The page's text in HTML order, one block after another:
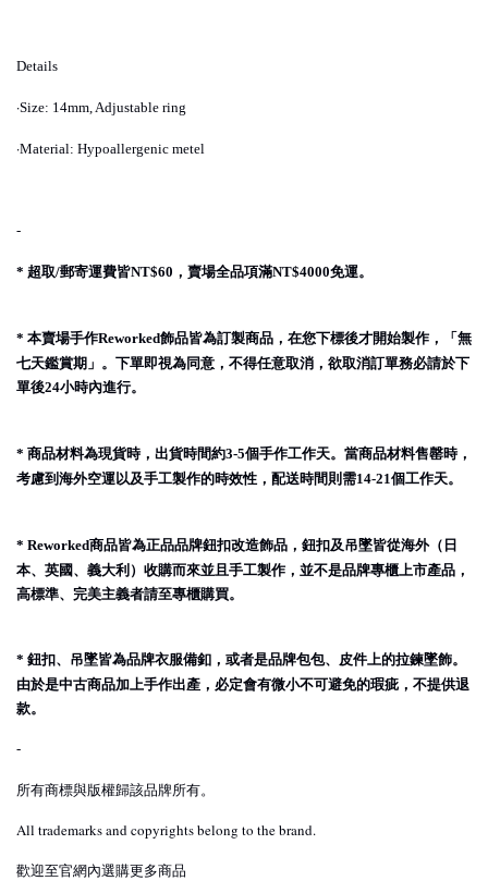
Details
·Size: 14mm, Adjustable ring
·Material: Hypoallergenic metel
-
* 超取/郵寄運費皆NT$60 ，賣場全品項滿NT$4000免運。
* 本賣場手作Reworked飾品皆為訂製商品，在您下標後才開始製作，「無
七天鑑賞期」。下單即視為同意，不得任意取消，欲取消訂單務必請於下
單後24小時內進行。
* 商品材料為現貨時，出貨時間約3-5個手作工作天。當商品材料售罄時，
考慮到海外空運以及手工製作的時效性，配送時間則需14-21個工作天。
* Reworked商品皆為正品品牌鈕扣改造飾品，鈕扣及吊墜皆從海外（日
本、英國、義大利）收購而來並且手工製作，並不是品牌專櫃上市產品，
高標準、完美主義者請至專櫃購買。
* 鈕扣、吊墜皆為品牌衣服備釦，或者是品牌包包、皮件上的拉鍊墜飾。
由於是中古商品加上手作出產，必定會有微小不可避免的瑕疵，不提供退
款。
-
所有商標與版權歸該品牌所有。
All trademarks and copyrights belong to the brand.
歡迎至官網內選購更多商品